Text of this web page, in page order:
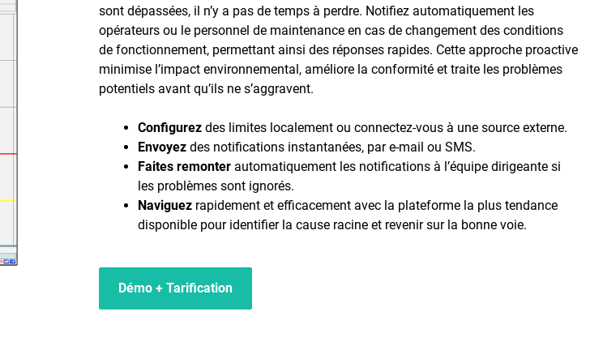
sont dépassées, il n’y a pas de temps à perdre. Notifiez automatiquement les
opérateurs ou le personnel de maintenance en cas de changement des conditions
de fonctionnement, permettant ainsi des réponses rapides. Cette approche proactive
minimise l’impact environnemental, améliore la conformité et traite les problèmes
potentiels avant qu’ils ne s’aggravent.
Configurez des limites localement ou connectez-vous à une source externe.
Envoyez des notifications instantanées, par e-mail ou SMS.
Faites remonter automatiquement les notifications à l’équipe dirigeante si
les problèmes sont ignorés.
Naviguez rapidement et efficacement avec la plateforme la plus tendance
disponible pour identifier la cause racine et revenir sur la bonne voie. ​
Démo + Tarification